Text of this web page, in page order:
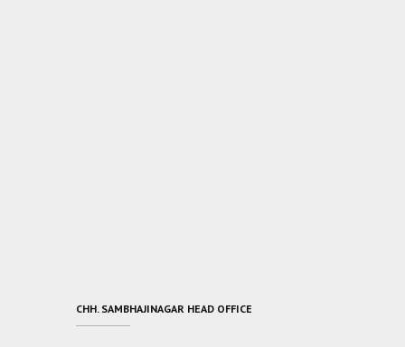
CHH. SAMBHAJINAGAR HEAD OFFICE